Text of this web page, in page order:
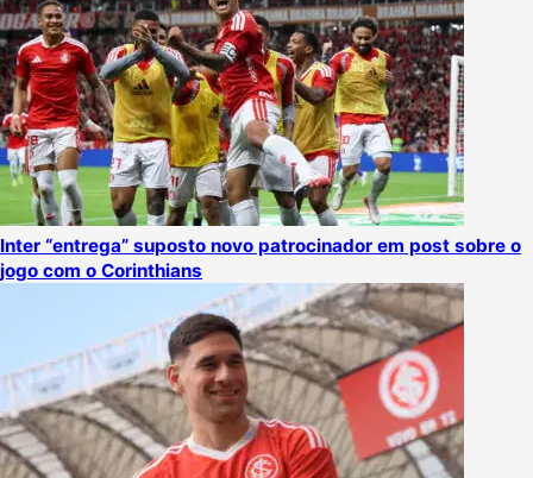
Inter “entrega” suposto novo patrocinador em post sobre o
jogo com o Corinthians